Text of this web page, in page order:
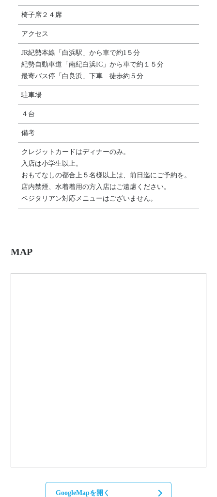
椅子席２４席
アクセス
JR紀勢本線「白浜駅」から車で約1５分
紀勢自動車道「南紀白浜IC」から車で約１５分
最寄バス停「白良浜」下車 徒歩約５分
駐車場
４台
備考
クレジットカードはディナーのみ。
入店は小学生以上。
おもてなしの都合上５名様以上は、前日迄にご予約を。
店内禁煙、水着着用の方入店はご遠慮ください。
ベジタリアン対応メニューはございません。
MAP
GoogleMapを開く